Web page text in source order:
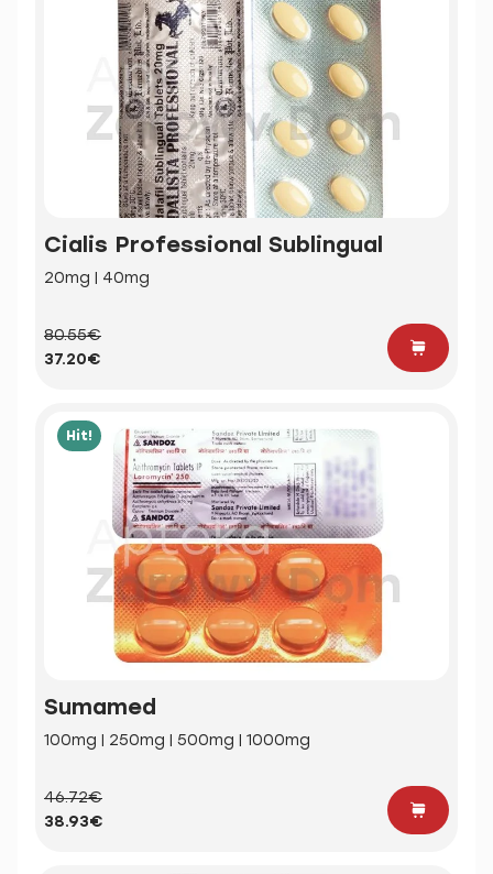
Cialis Professional Sublingual
20mg | 40mg
80.55€
37.20€
Hit!
Sumamed
100mg | 250mg | 500mg | 1000mg
46.72€
38.93€